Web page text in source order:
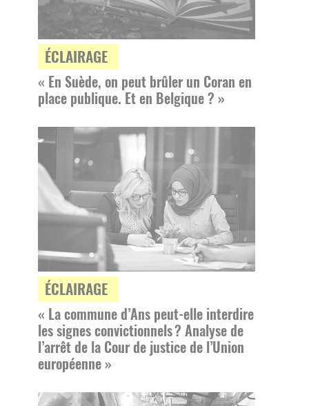
ÉCLAIRAGE
« En Suède, on peut brûler un Coran en
place publique. Et en Belgique ? »
ÉCLAIRAGE
« La commune d’Ans peut-elle interdire
les signes convictionnels ? Analyse de
l’arrêt de la Cour de justice de l’Union
européenne »